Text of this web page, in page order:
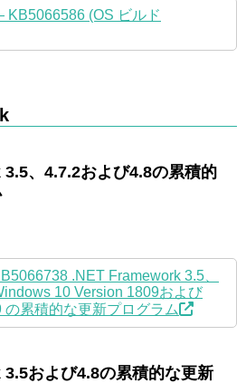
(OS ビルド
、4.7.2および4.8の累積的
.NET Framework 3.5、
10 Version 1809および
累積的な更新プログラム
および4.8の累積的な更新